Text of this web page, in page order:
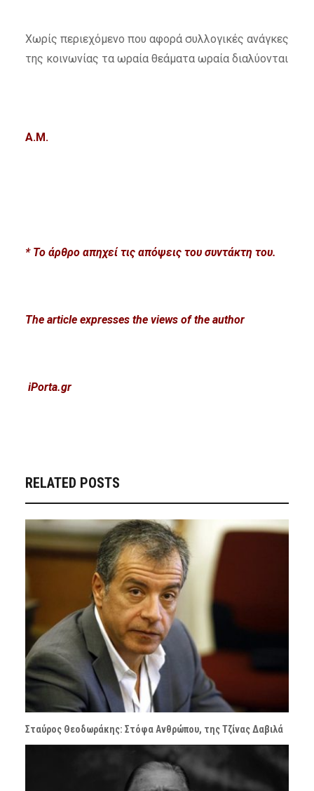
Χωρίς περιεχόμενο που αφορά συλλογικές ανάγκες
της κοινωνίας τα ωραία θεάματα ωραία διαλύονται
A.M.
* Τοάρθρο απηχεί τις απόψεις του συντάκτη του.
The article expresses the views of the author
iPorta.gr
RELATED POSTS
Σταύρος Θεοδωράκης: Στόφα Ανθρώπου, της Τζίνας Δαβιλά